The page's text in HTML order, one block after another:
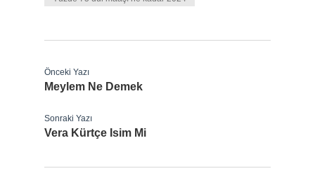
Önceki Yazı
Meylem Ne Demek
Sonraki Yazı
Vera Kürtçe Isim Mi